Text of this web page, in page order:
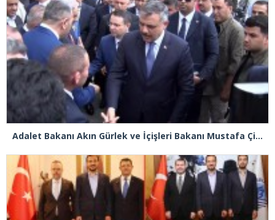
Adalet Bakanı Akın Gürlek ve İçişleri Bakanı Mustafa Çiftçi Esenyurt’ta